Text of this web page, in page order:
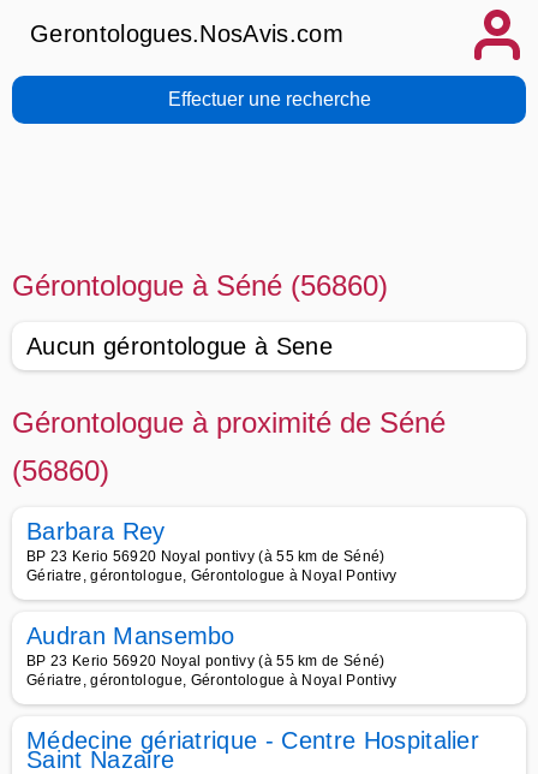
Gerontologues.NosAvis.com
Effectuer une recherche
Gérontologue à Séné (56860)
Aucun gérontologue à Sene
Gérontologue à proximité de Séné
(56860)
Barbara Rey
BP 23 Kerio 56920 Noyal pontivy (à 55 km de Séné)
Gériatre, gérontologue, Gérontologue à Noyal Pontivy
Audran Mansembo
BP 23 Kerio 56920 Noyal pontivy (à 55 km de Séné)
Gériatre, gérontologue, Gérontologue à Noyal Pontivy
Médecine gériatrique - Centre Hospitalier
Saint Nazaire